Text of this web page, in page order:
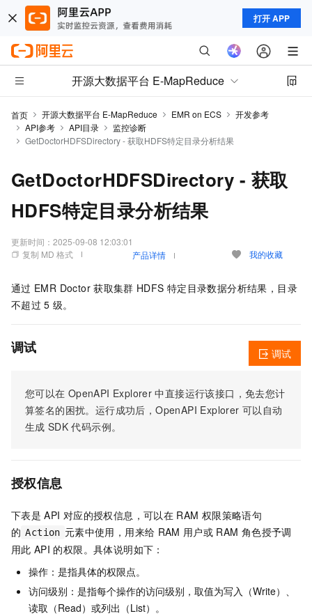
打开 APP
开源大数据平台 E-MapReduce
首页 开源大数据平台 E-MapReduce EMR on ECS
开发参考
API参考
API目录
监控诊断
GetDoctorHDFSDirectory - 获取HDFS特定目录分析结果
GetDoctorHDFSDirectory - 获取
HDFS特定目录分析结果
更新时间： 2025-09-08 12:03:01
复制 MD 格式
产品详情 我的收藏
通过 EMR Doctor 获取集群 HDFS 特定目录数据分析结果，目录
不超过 5 级。
调试
您可以在 OpenAPI Explorer 中直接运行该接口，免去您计
算签名的困扰。运行成功后，OpenAPI Explorer 可以自动
生成 SDK 代码示例。
调试
授权信息
下表是 API 对应的授权信息，可以在 RAM 权限策略语句
的 Action 元素中使用，用来给 RAM 用户或 RAM 角色授予调
用此 API 的权限。具体说明如下：
操作：是指具体的权限点。
访问级别：是指每个操作的访问级别，取值为写入（Write）、
读取（Read）或列出（List）。